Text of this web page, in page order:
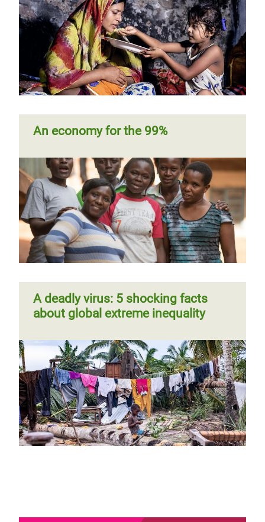
An economy for the 99%
A deadly virus: 5 shocking facts
about global extreme inequality